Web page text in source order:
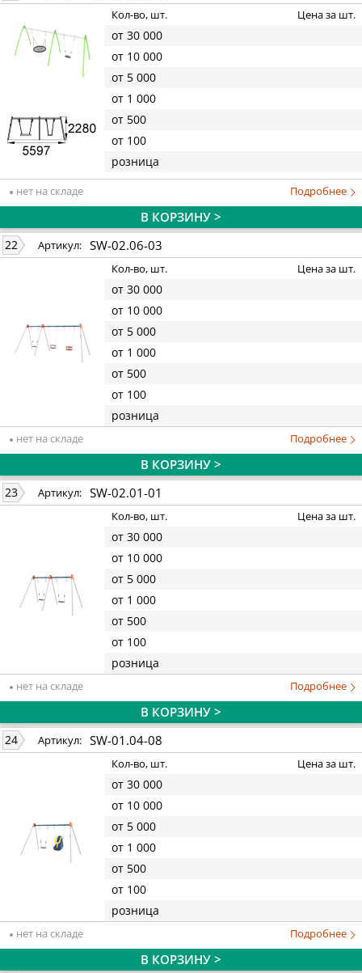
Кол-во, шт. Цена за шт.
от 30 000
от 10 000
от 5 000
от 1 000
от 500
от 100
розница
нет на складе Подробнее
В КОРЗИНУ >
22 Артикул: SW-02.06-03
Кол-во, шт. Цена за шт.
от 30 000
от 10 000
от 5 000
от 1 000
от 500
от 100
розница
нет на складе Подробнее
В КОРЗИНУ >
23 Артикул: SW-02.01-01
Кол-во, шт. Цена за шт.
от 30 000
от 10 000
от 5 000
от 1 000
от 500
от 100
розница
нет на складе Подробнее
В КОРЗИНУ >
24 Артикул: SW-01.04-08
Кол-во, шт. Цена за шт.
от 30 000
от 10 000
от 5 000
от 1 000
от 500
от 100
розница
нет на складе Подробнее
В КОРЗИНУ >